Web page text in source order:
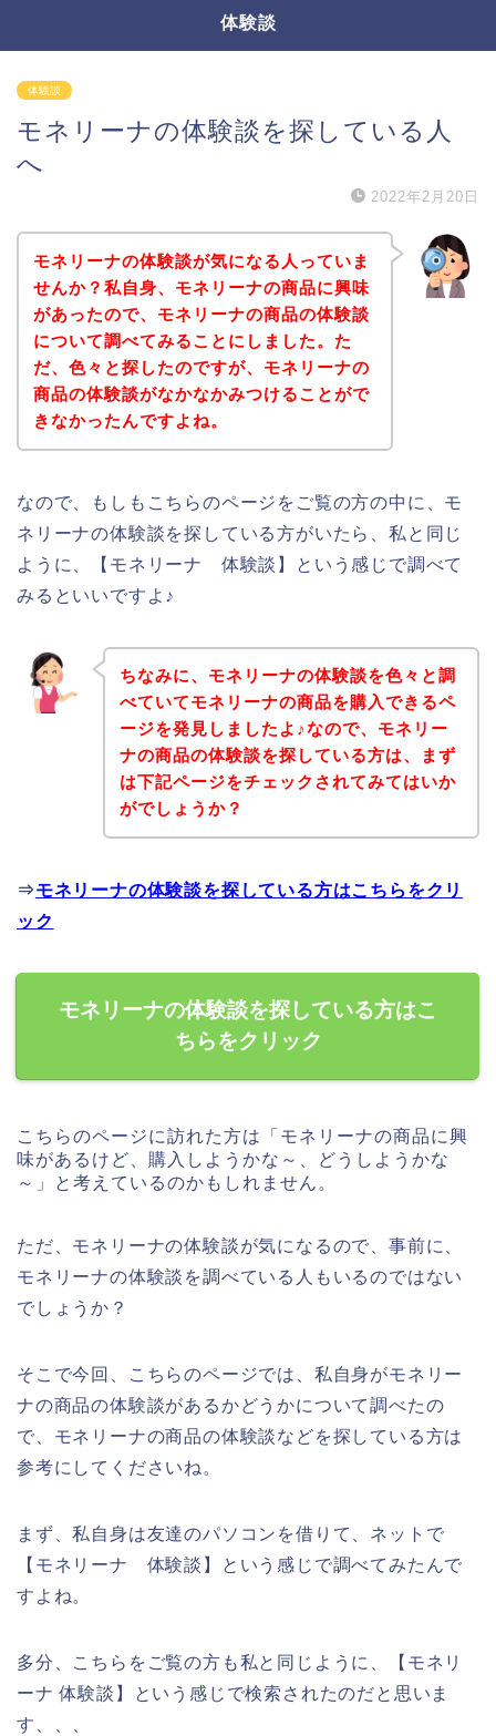
体験談
体験談
モネリーナの体験談を探している人
へ
2022年2月20日
モネリーナの体験談が気になる人っていま
せんか？私自身、モネリーナの商品に興味
があったので、モネリーナの商品の体験談
について調べてみることにしました。た
だ、色々と探したのですが、モネリーナの
商品の体験談がなかなかみつけることがで
きなかったんですよね。
なので、もしもこちらのページをご覧の方の中に、モ
ネリーナの体験談を探している方がいたら、私と同じ
ように、【モネリーナ 体験談】という感じで調べて
みるといいですよ♪
ちなみに、モネリーナの体験談を色々と調
べていてモネリーナの商品を購入できるペ
ージを発見しましたよ♪なので、モネリー
ナの商品の体験談を探している方は、まず
は下記ページをチェックされてみてはいか
がでしょうか？
⇒モネリーナの体験談を探している方はこちらをクリ
ック
モネリーナの体験談を探している方はこ
ちらをクリック
こちらのページに訪れた方は「モネリーナの商品に興
味があるけど、購入しようかな～、どうしようかな
～」と考えているのかもしれません。
ただ、モネリーナの体験談が気になるので、事前に、
モネリーナの体験談を調べている人もいるのではない
でしょうか？
そこで今回、こちらのページでは、私自身がモネリー
ナの商品の体験談があるかどうかについて調べたの
で、モネリーナの商品の体験談などを探している方は
参考にしてくださいね。
まず、私自身は友達のパソコンを借りて、ネットで
【モネリーナ 体験談】という感じで調べてみたんで
すよね。
多分、こちらをご覧の方も私と同じように、【モネリ
ーナ 体験談】という感じで検索されたのだと思いま
す、、、